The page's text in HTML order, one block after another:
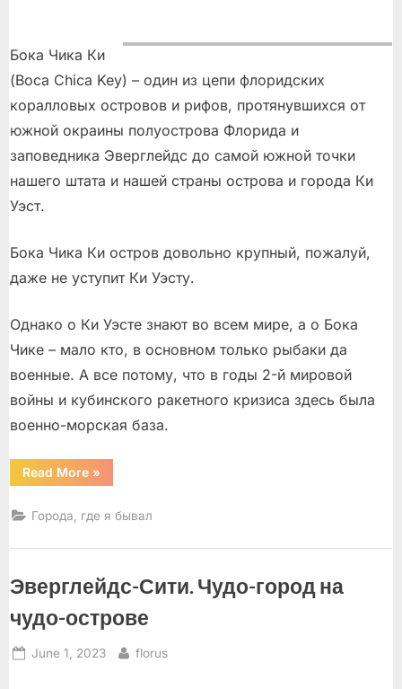
Бока Чика Ки
(Boca Chica Key) – один из цепи флоридских
коралловых островов и рифов, протянувшихся от
южной окраины полуострова Флорида и
заповедника Эверглейдс до самой южной точки
нашего штата и нашей страны острова и города Ки
Уэст.
Бока Чика Ки остров довольно крупный, пожалуй,
даже не уступит Ки Уэсту.
Однако о Ки Уэсте знают во всем мире, а о Бока
Чике – мало кто, в основном только рыбаки да
военные. А все потому, что в годы 2-й мировой
войны и кубинского ракетного кризиса здесь была
военно-морская база.
Read More“Бока
Чика
»
Города, где я бывал
Эверглейдс-Сити. Чудо-город на
чудо-острове
Posted
June 1, 2023 By
florus